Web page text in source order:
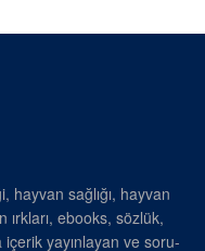
hayvan sağlığı, hayvan
ırkları, ebooks, sözlük,
yayınlayan ve soru-